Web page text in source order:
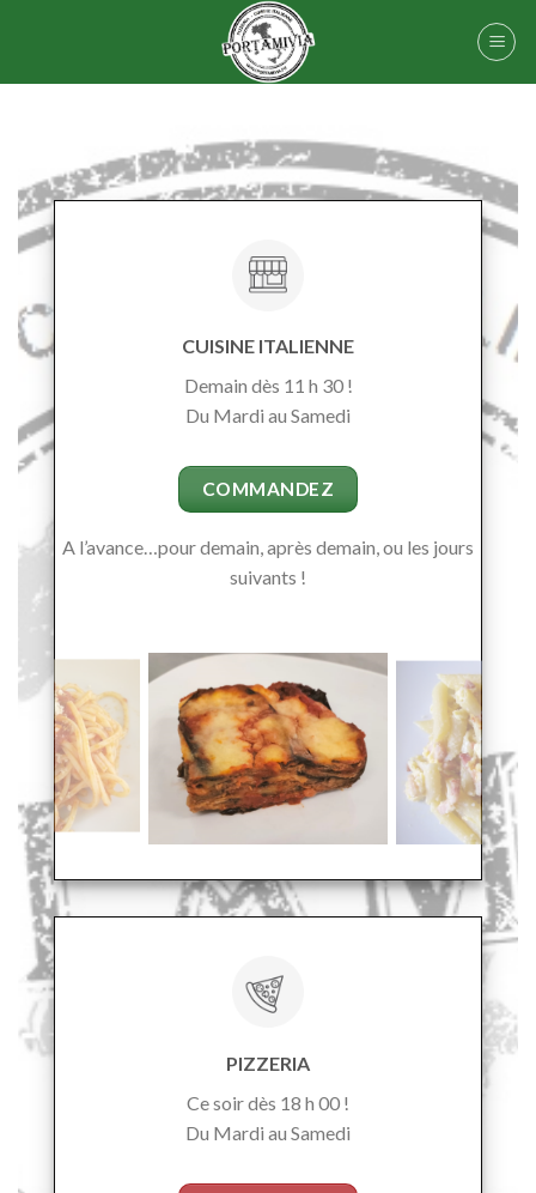
CUISINE ITALIENNE
Demain dès 11 h 30 !
Du Mardi au Samedi
COMMANDEZ
A l’avance…pour demain, après demain, ou les jours
suivants !
PIZZERIA
Ce soir dès 18 h 00 !
Du Mardi au Samedi